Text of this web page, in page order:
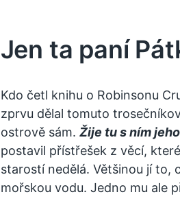
Jen ta paní
Kdo četl knihu o Robinsonu
zprvu dělal tomuto
ostrově sám. Žije tu s ním
postavil přístřešek z věcí,
starostí nedělá. Většinou jí to,
mořskou vodu. Jedno mu ale